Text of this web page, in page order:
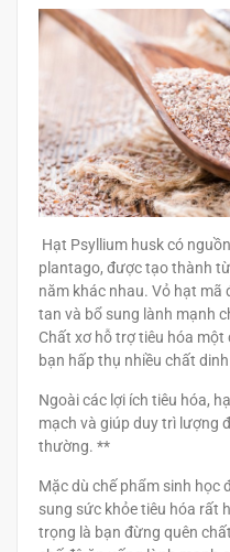
Hạt Psyllium husk có
plantago, được tạo thành
năm khác nhau. Vỏ hạt mã
tan và bổ sung lành mạnh
Chất xơ hỗ trợ tiêu hóa
bạn hấp thụ nhiều chất
Ngoài các lợi ích tiêu hóa,
mạch và giúp duy trì lượng
thường. **
Mặc dù chế phẩm sinh học
sung sức khỏe tiêu hóa rất
trọng là bạn đừng quên